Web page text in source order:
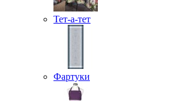
Тет-а-тет
Фартуки